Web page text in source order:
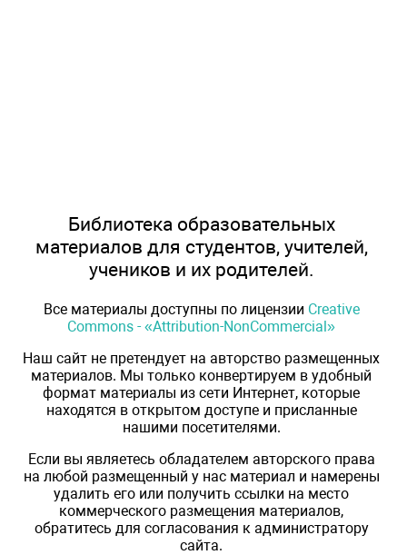
Библиотека образовательных
материалов для студентов, учителей,
учеников и их родителей.
Все материалы доступны по лицензии Creative
Commons - «Attribution-NonCommercial»
Наш сайт не претендует на авторство размещенных
материалов. Мы только конвертируем в удобный
формат материалы из сети Интернет, которые
находятся в открытом доступе и присланные
нашими посетителями.
Если вы являетесь обладателем авторского права
на любой размещенный у нас материал и намерены
удалить его или получить ссылки на место
коммерческого размещения материалов,
обратитесь для согласования к администратору
сайта.